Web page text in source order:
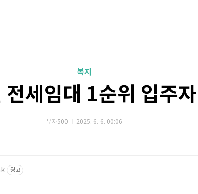
복지
세임대 1순위 입주
부자500 2025. 6. 6. 00:06
광고